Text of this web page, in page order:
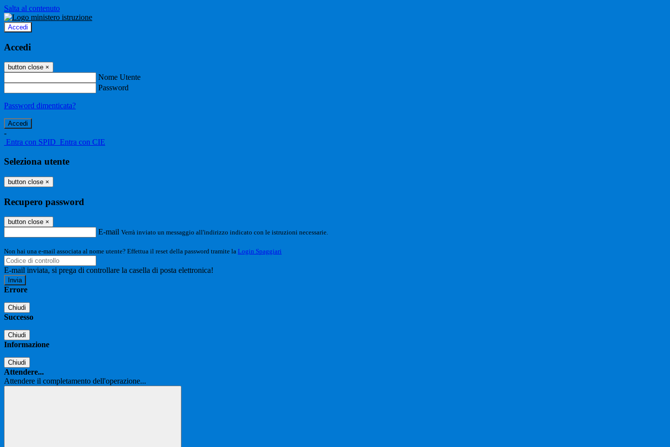
Salta al contenuto
Accedi
Accedi
button close ×
Nome Utente
Password
Password dimenticata?
-
Entra con SPID Entra con CIE
Seleziona utente
button close ×
Recupero password
button close ×
E-mail Verrà inviato un messaggio all'indirizzo indicato con le istruzioni necessarie.
Non hai una e-mail associata al nome utente? Effettua il reset della password tramite la Login Spaggiari
E-mail inviata, si prega di controllare la casella di posta elettronica!
Errore
Chiudi
Successo
Chiudi
Informazione
Chiudi
Attendere...
Attendere il completamento dell'operazione...